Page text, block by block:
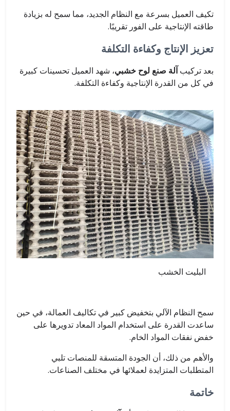
تكيف العميل بسرعة مع النظام الجديد، مما سمح له بزيادة
طاقته الإنتاجية على الفور تقريبًا.
تعزيز الإنتاج وكفاءة التكلفة
بعد تركيب آلة صنع لوح خشبي، شهد العميل تحسينات كبيرة
في كل من القدرة الإنتاجية وكفاءة التكلفة.
البليت الخشب
سمح النظام الآلي بتخفيض كبير في تكاليف العمالة، في حين
ساعدت القدرة على استخدام المواد المعاد تدويرها على
خفض نفقات المواد الخام.
والأهم من ذلك، أن الجودة المتسقة للمنصات تلبي
المتطلبات المتزايدة لعملائها في مختلف الصناعات.
خاتمة